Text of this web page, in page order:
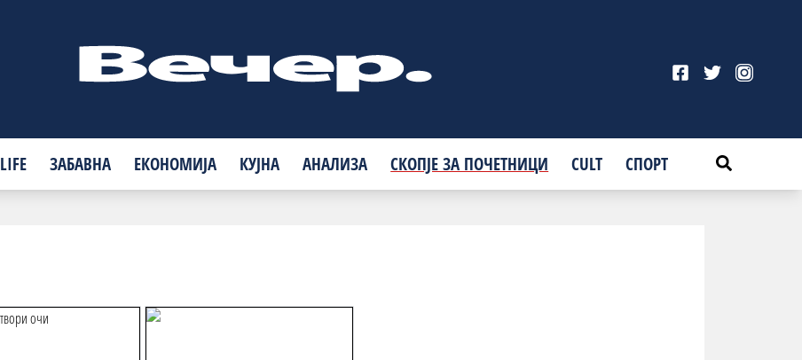
LIFE ЗАБАВНА ЕКОНОМИЈА КУЈНА АНАЛИЗА СКОПЈЕ ЗА ПОЧЕТНИЦИ CULT СПОРТ